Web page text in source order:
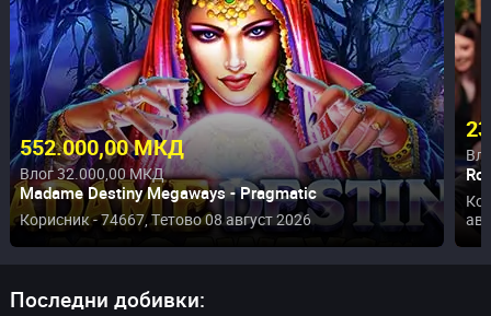
552.000,00 МКД
Влог 32.000,00 МКД
Madame Destiny Megaways - Pragmatic
Корисник - 74667,Тетово08 август 2026
Последни добивки: